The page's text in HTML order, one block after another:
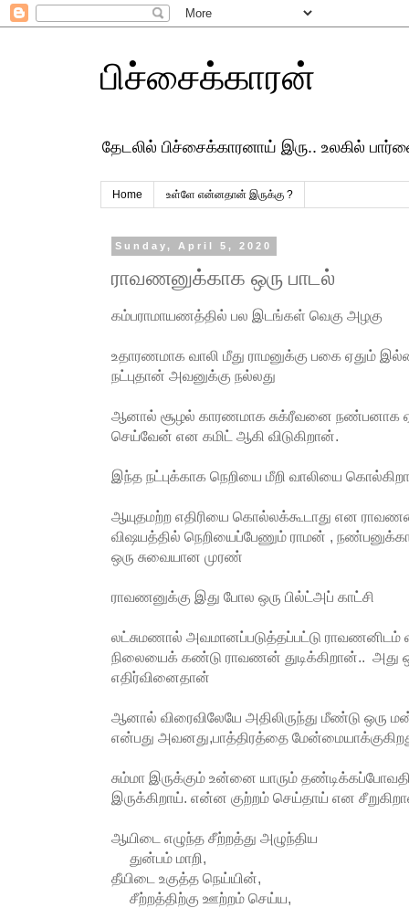
பிச்சைக்காரன்
தேடலில் பிச்சைக்காரனாய் இரு.. உலகில்
Home உள்ளே என்னதான் இருக்கு ?
Sunday, April 5, 2020
ராவணனுக்காக ஒரு பாடல்
கம்பராமாயணத்தில் பல இடங்கள் வெகு அழகு
உதாரணமாக வாலி மீது ராமனுக்கு பகை ஏதும்
நட்புதான் அவனுக்கு நல்லது
ஆனால் சூழல் காரணமாக சுக்ரீவனை நண்பனாக
செய்வேன் என கமிட் ஆகி விடுகிறான்.
இந்த நட்புக்காக நெறியை மீறி வாலியை
ஆயுதமற்ற எதிரியை கொல்லக்கூடாது என
விஷயத்தில் நெறியைப்பேணும் ராமன் ,
ஒரு சுவையான முரண்
ராவணனுக்கு இது போல ஒரு பில்ட்அப் காட்சி
லட்சுமணால் அவமானப்படுத்தப்பட்டு
நிலையைக் கண்டு ராவணன் துடிக்கிறான்.. அது
எதிர்வினைதான்
ஆனால் விரைவிலேயே அதிலிருந்து மீண்டு ஒரு
என்பது அவனது,பாத்திரத்தை
சும்மா இருக்கும் உன்னை யாரும்
இருக்கிறாய். என்ன குற்றம் செய்தாய் என
ஆயிடை எழுந்த சீற்றத்து அழுந்திய
துன்பம் மாறி,
தீயிடை உகுத்த நெய்யின்,
சீற்றத்திற்கு ஊற்றம் செய்ய,